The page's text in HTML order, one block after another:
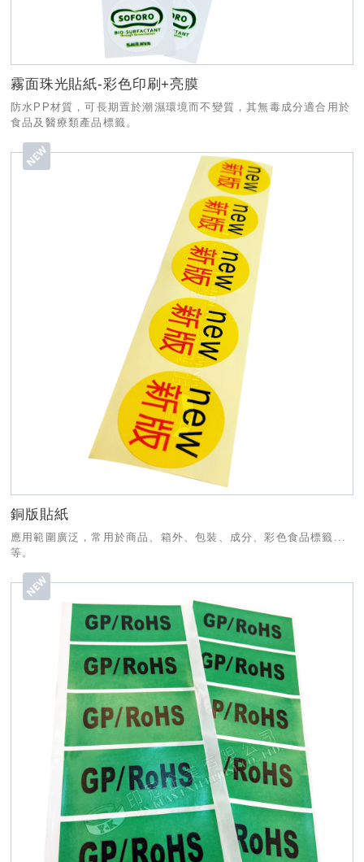
霧面珠光貼紙-彩色印刷+亮膜
防水PP材質，可長期置於潮濕環境而不變質，其無毒成分適合用於
食品及醫療類產品標籤。
銅版貼紙
應用範圍廣泛，常用於商品、箱外、包裝、成分、彩色食品標籤...
等。